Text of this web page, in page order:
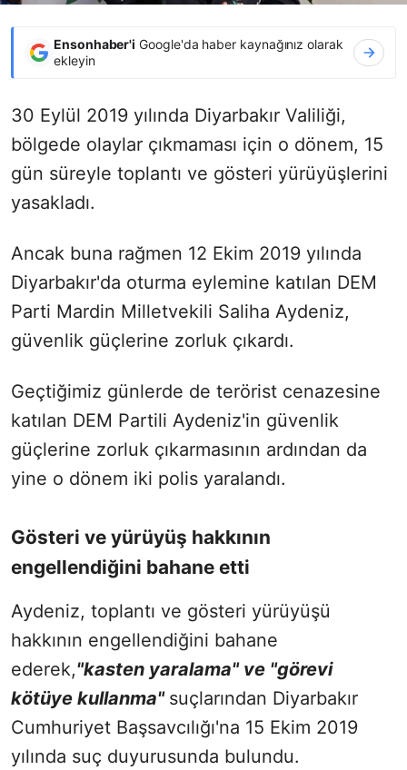
Ensonhaber'i Google'da haber kaynağınız olarak
ekleyin
30 Eylül 2019 yılında Diyarbakır Valiliği,
bölgede olaylar çıkmaması için o dönem, 15
gün süreyle toplantı ve gösteri yürüyüşlerini
yasakladı.
Ancak buna rağmen 12 Ekim 2019 yılında
Diyarbakır'da oturma eylemine katılan DEM
Parti Mardin Milletvekili Saliha Aydeniz,
güvenlik güçlerine zorluk çıkardı.
Geçtiğimiz günlerde de terörist cenazesine
katılan DEM Partili Aydeniz'in güvenlik
güçlerine zorluk çıkarmasının ardından da
yine o dönem iki polis yaralandı.
Gösteri ve yürüyüş hakkının
engellendiğini bahane etti
Aydeniz, toplantı ve gösteri yürüyüşü
hakkının engellendiğini bahane
ederek,"kasten yaralama" ve "görevi
kötüye kullanma" suçlarından Diyarbakır
Cumhuriyet Başsavcılığı'na 15 Ekim 2019
yılında suç duyurusunda bulundu.